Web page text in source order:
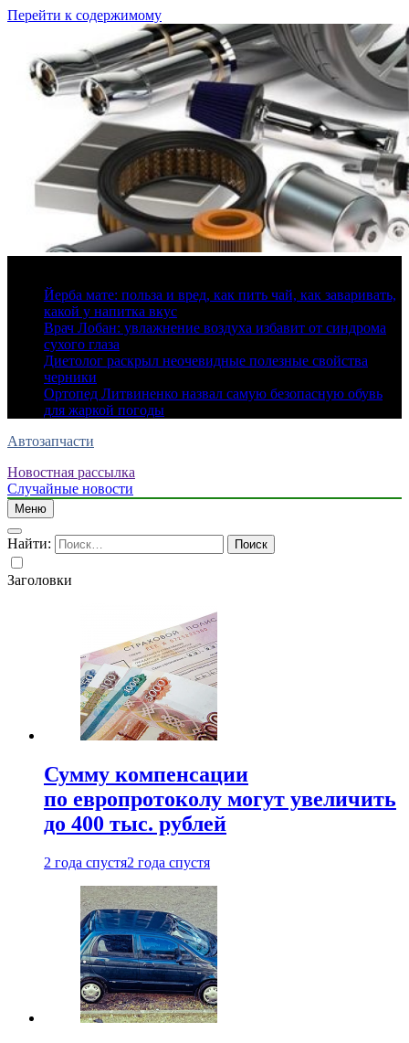
Перейти к содержимому
Йерба мате: польза и вред, как пить чай, как заваривать,
какой у напитка вкус
Врач Лобан: увлажнение воздуха избавит от синдрома
сухого глаза
Диетолог раскрыл неочевидные полезные свойства
черники
Ортопед Литвиненко назвал самую безопасную обувь
для жаркой погоды
Автозапчасти
Новостная рассылка
Случайные новости
Меню
Найти:
Заголовки
Сумму компенсации
по европротоколу могут увеличить
до 400 тыс. рублей
2 года спустя2 года спустя